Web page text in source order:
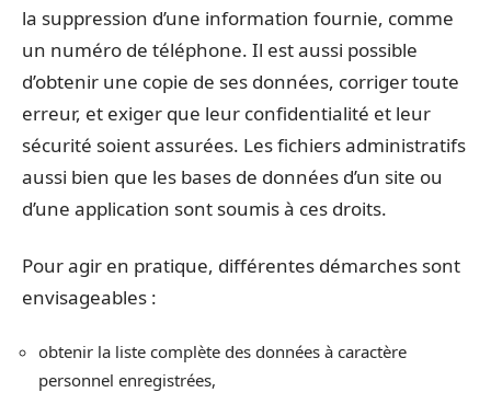
la suppression d’une information fournie, comme
un numéro de téléphone. Il est aussi possible
d’obtenir une copie de ses données, corriger toute
erreur, et exiger que leur confidentialité et leur
sécurité soient assurées. Les fichiers administratifs
aussi bien que les bases de données d’un site ou
d’une application sont soumis à ces droits.
Pour agir en pratique, différentes démarches sont
envisageables :
obtenir la liste complète des données à caractère
personnel enregistrées,